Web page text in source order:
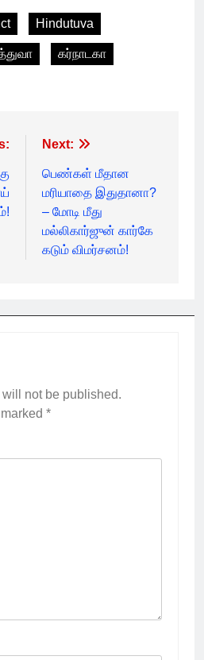
Hindutuva
கர்நாடகா
Next:
பெண்கள் மீதான
மரியாதை இதுதானா?
– மோடி மீது
மல்லிகார்ஜுன் கார்கே
கடும் விமர்சனம்!
not be published.
*